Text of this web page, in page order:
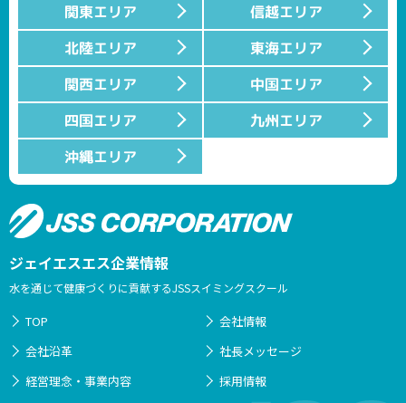
関東エリア
信越エリア
北陸エリア
東海エリア
関西エリア
中国エリア
四国エリア
九州エリア
沖縄エリア
ジェイエスエス企業情報
水を通じて健康づくりに貢献するJSSスイミングスクール
TOP
会社情報
会社沿革
社長メッセージ
経営理念・事業内容
採用情報